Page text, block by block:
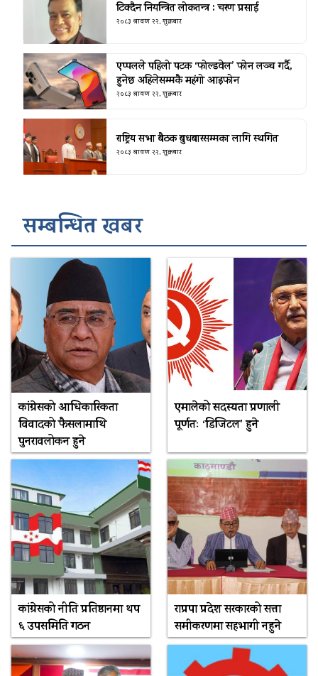
टिक्दैन नियन्त्रित लोकतन्त्र : चरण प्रसाई
२०८३ श्रावण २२, शुक्रबार
एप्पलले पहिलो पटक ‘फोल्डवेल’ फोन लञ्च गर्दै,
हुनेछ अहिलेसम्मकै महंगो आइफोन
२०८३ श्रावण २२, शुक्रबार
राष्ट्रिय सभा बैठक बुधबारसम्मका लागि स्थगित
२०८३ श्रावण २२, शुक्रबार
सम्बन्धित खबर
कांग्रेसको आधिकारिकता
विवादको फैसलामाथि
पुनरावलोकन हुने
एमालेको सदस्यता प्रणाली
पूर्णतः ‘डिजिटल’ हुने
कांग्रेसको नीति प्रतिष्ठानमा थप
६ उपसमिति गठन
राप्रपा प्रदेश सरकारको सत्ता
समीकरणमा सहभागी नहुने